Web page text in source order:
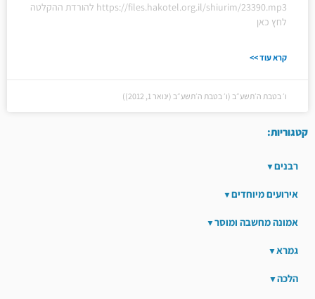
https://files.hakotel.org.il/shiurim/23390.mp3 להורדת ההקלטה
לחץ כאן
קרא עוד >>
ו׳ בטבת ה׳תשע״ב (ו׳ בטבת ה׳תשע״ב (ינואר 1, 2012))
קטגוריות:
רבנים
אירועים מיוחדים
אמונה מחשבה ומוסר
גמרא
הלכה